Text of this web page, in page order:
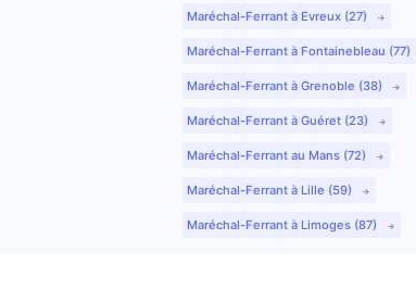
Maréchal-Ferrant à Evreux (27)
Maréchal-Ferrant à Fontainebleau (77)
Maréchal-Ferrant à Grenoble (38)
Maréchal-Ferrant à Guéret (23)
Maréchal-Ferrant au Mans (72)
Maréchal-Ferrant à Lille (59)
Maréchal-Ferrant à Limoges (87)